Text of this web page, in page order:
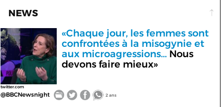
NEWS
twitter.com
«Chaque jour, les femmes sont
confrontées à la misogynie et
aux microagressions...Nous
devons faire mieux»
@BBCNewsnight 2 ans